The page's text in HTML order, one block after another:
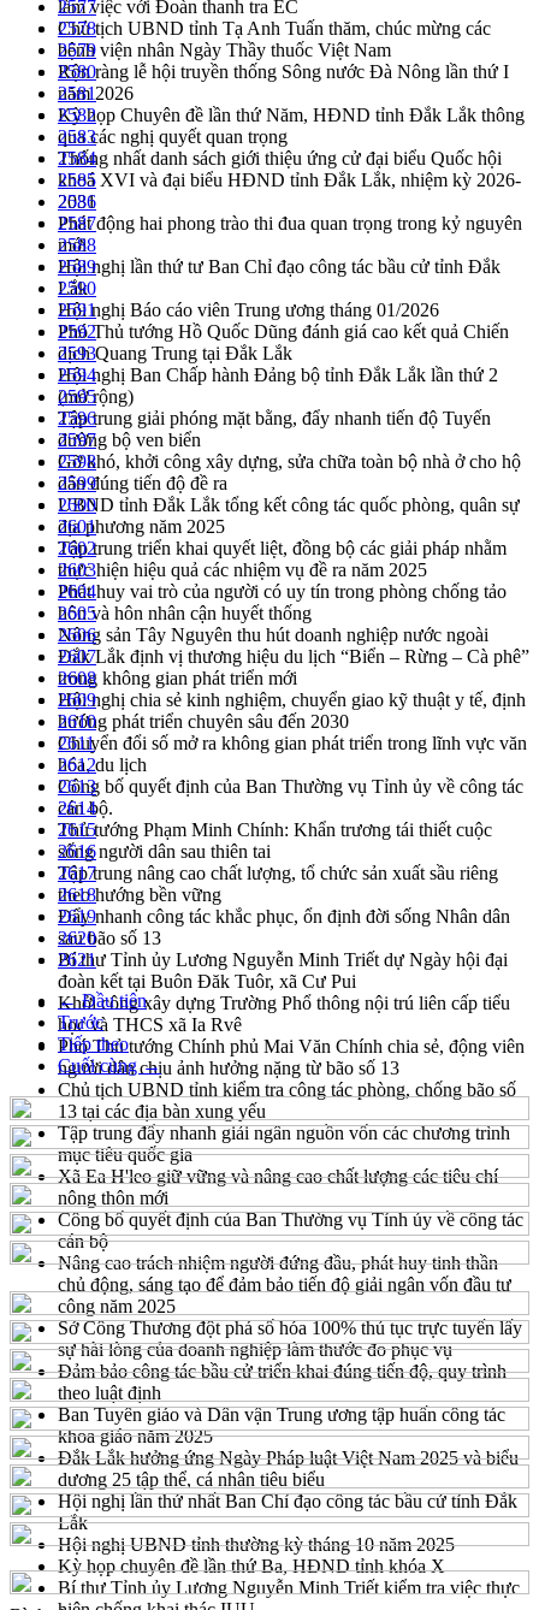
làm việc với Đoàn thanh tra EC
Chủ tịch UBND tỉnh Tạ Anh Tuấn thăm, chúc mừng các
bệnh viện nhân Ngày Thầy thuốc Việt Nam
Rộn ràng lễ hội truyền thống Sông nước Đà Nông lần thứ I
năm 2026
Kỳ họp Chuyên đề lần thứ Năm, HĐND tỉnh Đắk Lắk thông
qua các nghị quyết quan trọng
Thống nhất danh sách giới thiệu ứng cử đại biểu Quốc hội
khoá XVI và đại biểu HĐND tỉnh Đắk Lắk, nhiệm kỳ 2026-
2031
Phát động hai phong trào thi đua quan trọng trong kỷ nguyên
mới
Hội nghị lần thứ tư Ban Chỉ đạo công tác bầu cử tỉnh Đắk
Lắk
Hội nghị Báo cáo viên Trung ương tháng 01/2026
Phó Thủ tướng Hồ Quốc Dũng đánh giá cao kết quả Chiến
dịch Quang Trung tại Đắk Lắk
Hội nghị Ban Chấp hành Đảng bộ tỉnh Đắk Lắk lần thứ 2
(mở rộng)
Tập trung giải phóng mặt bằng, đẩy nhanh tiến độ Tuyến
đường bộ ven biển
Gỡ khó, khởi công xây dựng, sửa chữa toàn bộ nhà ở cho hộ
dân đúng tiến độ đề ra
UBND tỉnh Đắk Lắk tổng kết công tác quốc phòng, quân sự
địa phương năm 2025
Tập trung triển khai quyết liệt, đồng bộ các giải pháp nhằm
thực hiện hiệu quả các nhiệm vụ đề ra năm 2025
Phát huy vai trò của người có uy tín trong phòng chống tảo
hôn và hôn nhân cận huyết thống
Nông sản Tây Nguyên thu hút doanh nghiệp nước ngoài
Đắk Lắk định vị thương hiệu du lịch “Biển – Rừng – Cà phê”
trong không gian phát triển mới
Hội nghị chia sẻ kinh nghiệm, chuyển giao kỹ thuật y tế, định
hướng phát triển chuyên sâu đến 2030
Chuyển đổi số mở ra không gian phát triển trong lĩnh vực văn
hóa, du lịch
Công bố quyết định của Ban Thường vụ Tỉnh ủy về công tác
cán bộ.
Thủ tướng Phạm Minh Chính: Khẩn trương tái thiết cuộc
sống người dân sau thiên tai
Tập trung nâng cao chất lượng, tổ chức sản xuất sầu riêng
theo hướng bền vững
Đẩy nhanh công tác khắc phục, ổn định đời sống Nhân dân
sau bão số 13
Bí thư Tỉnh ủy Lương Nguyễn Minh Triết dự Ngày hội đại
đoàn kết tại Buôn Đăk Tuôr, xã Cư Pui
Khởi công xây dựng Trường Phổ thông nội trú liên cấp tiểu
học và THCS xã Ia Rvê
Phó Thủ tướng Chính phủ Mai Văn Chính chia sẻ, động viên
người dân chịu ảnh hưởng nặng từ bão số 13
Chủ tịch UBND tỉnh kiểm tra công tác phòng, chống bão số
13 tại các địa bàn xung yếu
Tập trung đẩy nhanh giải ngân nguồn vốn các chương trình
mục tiêu quốc gia
Xã Ea H'leo giữ vững và nâng cao chất lượng các tiêu chí
nông thôn mới
Công bố quyết định của Ban Thường vụ Tỉnh ủy về công tác
cán bộ
Nâng cao trách nhiệm người đứng đầu, phát huy tinh thần
chủ động, sáng tạo để đảm bảo tiến độ giải ngân vốn đầu tư
công năm 2025
Sở Công Thương đột phá số hóa 100% thủ tục trực tuyến lấy
sự hài lòng của doanh nghiệp làm thước đo phục vụ
Đảm bảo công tác bầu cử triển khai đúng tiến độ, quy trình
theo luật định
Ban Tuyên giáo và Dân vận Trung ương tập huấn công tác
khoa giáo năm 2025
Đắk Lắk hưởng ứng Ngày Pháp luật Việt Nam 2025 và biểu
dương 25 tập thể, cá nhân tiêu biểu
Hội nghị lần thứ nhất Ban Chỉ đạo công tác bầu cử tỉnh Đắk
Lắk
Hội nghị UBND tỉnh thường kỳ tháng 10 năm 2025
Kỳ họp chuyên đề lần thứ Ba, HĐND tỉnh khóa X
Bí thư Tỉnh ủy Lương Nguyễn Minh Triết kiểm tra việc thực
2577
2578
2579
2580
2581
2582
2583
2584
2585
2586
2587
2588
2589
2590
2591
2592
2593
2594
2595
2596
2597
2598
2599
2600
2601
2602
2603
2604
2605
2606
2607
2608
2609
2610
2611
2612
2613
2614
2615
2616
2617
2618
2619
2620
2621
← Đầu tiên
Trước
Tiếp theo
Cuối cùng →